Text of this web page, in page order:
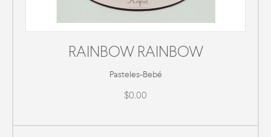
RAINBOW RAINBOW
Pasteles-Bebé
$0.00